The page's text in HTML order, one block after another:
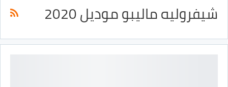
شيفروليه ماليبو موديل 2020